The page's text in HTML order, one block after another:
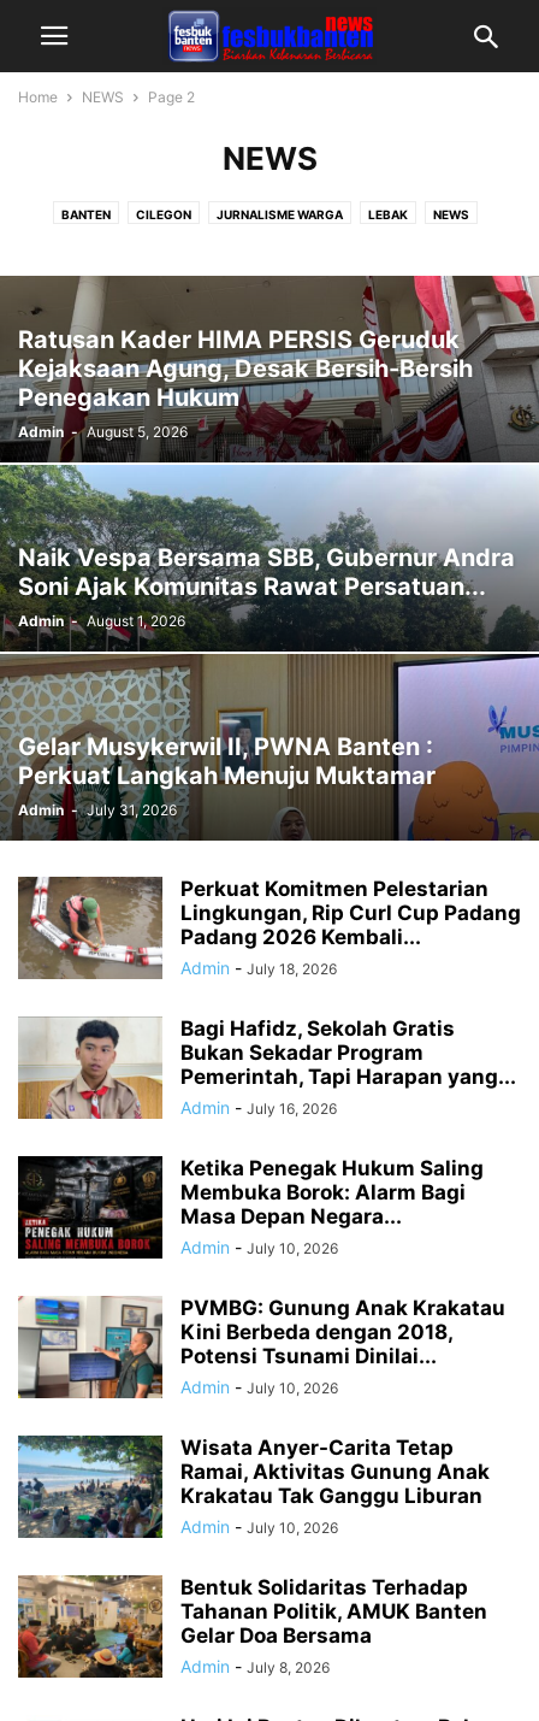
Home NEWS Page 2
NEWS
BANTEN CILEGON JURNALISME WARGA LEBAK NEWS
Ratusan Kader HIMA PERSIS Geruduk
Kejaksaan Agung, Desak Bersih-Bersih
Penegakan Hukum
Admin - August 5, 2026
Naik Vespa Bersama SBB, Gubernur Andra
Soni Ajak Komunitas Rawat Persatuan...
Admin - August 1, 2026
Gelar Musykerwil II, PWNA Banten :
Perkuat Langkah Menuju Muktamar
Admin - July 31, 2026
Perkuat Komitmen Pelestarian
Lingkungan, Rip Curl Cup Padang
Padang 2026 Kembali...
Admin - July 18, 2026
Bagi Hafidz, Sekolah Gratis
Bukan Sekadar Program
Pemerintah, Tapi Harapan yang...
Admin - July 16, 2026
Ketika Penegak Hukum Saling
Membuka Borok: Alarm Bagi
Masa Depan Negara...
Admin - July 10, 2026
PVMBG: Gunung Anak Krakatau
Kini Berbeda dengan 2018,
Potensi Tsunami Dinilai...
Admin - July 10, 2026
Wisata Anyer-Carita Tetap
Ramai, Aktivitas Gunung Anak
Krakatau Tak Ganggu Liburan
Admin - July 10, 2026
Bentuk Solidaritas Terhadap
Tahanan Politik, AMUK Banten
Gelar Doa Bersama
Admin - July 8, 2026